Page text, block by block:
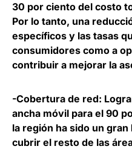
30 por ciento del costo
Por lo tanto, una
específicos y las tasas
consumidores como a
contribuir a mejorar la
-Cobertura de red:
ancha móvil para el 90
la región ha sido un
cubrir el resto de las